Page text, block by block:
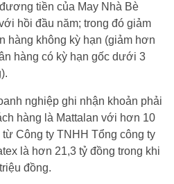
tiền của May Nhà Bè
hồi đầu năm; trong đó giảm
hàng không kỳ hạn (giảm hơn
hàng có kỳ hạn gốc dưới 3
nghiệp ghi nhận khoản phải
hàng là Mattalan với hơn 10
Công ty TNHH Tổng công ty
là hơn 21,3 tỷ đồng trong khi
đồng.